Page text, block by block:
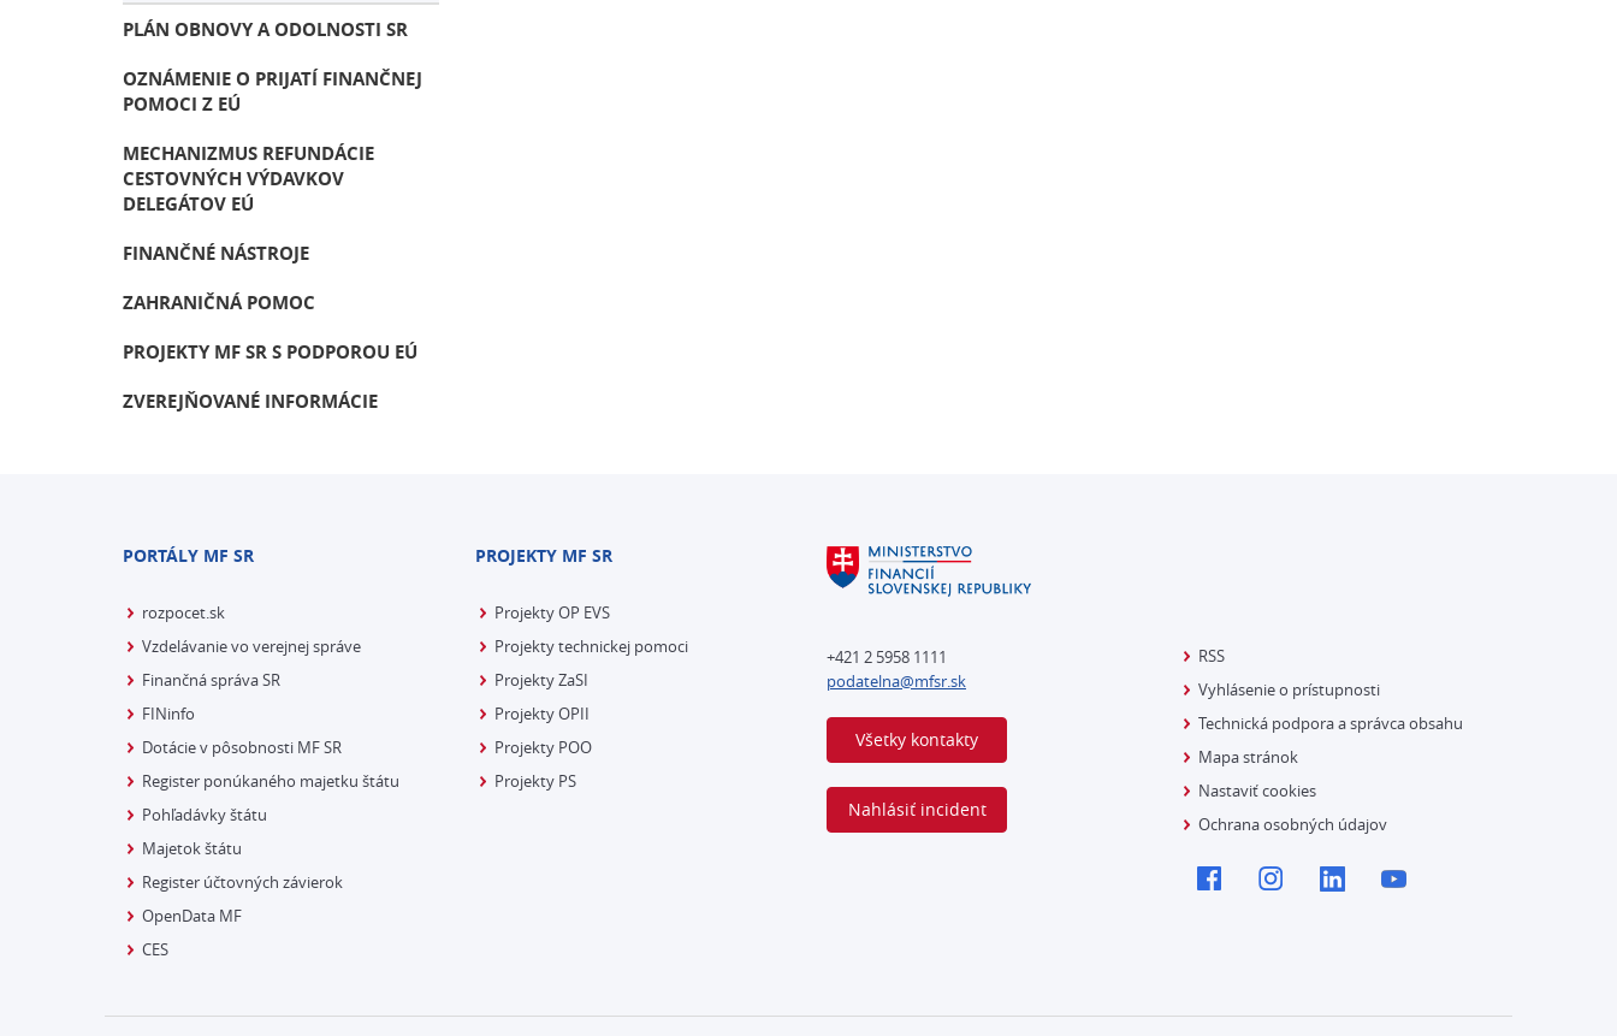
PLÁN OBNOVY A ODOLNOSTI SR
OZNÁMENIE O PRIJATÍ FINANČNEJ
POMOCI Z EÚ
MECHANIZMUS REFUNDÁCIE
CESTOVNÝCH VÝDAVKOV
DELEGÁTOV EÚ
FINANČNÉ NÁSTROJE
ZAHRANIČNÁ POMOC
PROJEKTY MF SR S PODPOROU EÚ
ZVEREJŇOVANÉ INFORMÁCIE
PORTÁLY MF SR
rozpocet.sk
Vzdelávanie vo verejnej správe
Finančná správa SR
FINinfo
Dotácie v pôsobnosti MF SR
Register ponúkaného majetku štátu
Pohľadávky štátu
Majetok štátu
Register účtovných závierok
OpenData MF
CES
PROJEKTY MF SR
Projekty OP EVS
Projekty technickej pomoci
Projekty ZaSI
Projekty OPII
Projekty POO
Projekty PS
+421 2 5958 1111
podatelna@mfsr.sk
Všetky kontakty
Nahlásiť incident
RSS
Vyhlásenie o prístupnosti
Technická podpora a správca obsahu
Mapa stránok
Nastaviť cookies
Ochrana osobných údajov